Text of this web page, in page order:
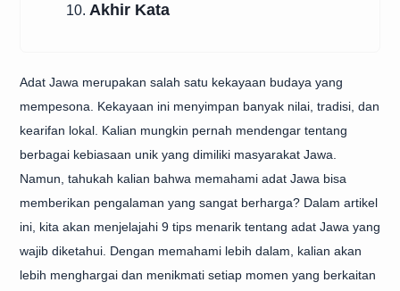
10. Akhir Kata
Adat Jawa merupakan salah satu kekayaan budaya yang
mempesona. Kekayaan ini menyimpan banyak nilai, tradisi, dan
kearifan lokal. Kalian mungkin pernah mendengar tentang
berbagai kebiasaan unik yang dimiliki masyarakat Jawa.
Namun, tahukah kalian bahwa memahami adat Jawa bisa
memberikan pengalaman yang sangat berharga? Dalam artikel
ini, kita akan menjelajahi 9 tips menarik tentang adat Jawa yang
wajib diketahui. Dengan memahami lebih dalam, kalian akan
lebih menghargai dan menikmati setiap momen yang berkaitan